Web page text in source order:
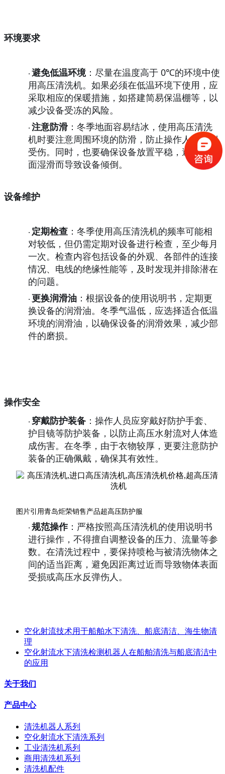
环境要求
· 避免低温环境 ：尽量在温度高于 0℃的环境中使
用高压清洗机。如果必须在低温环境下使用，应
采取相应的保暖措施，如搭建简易保温棚等，以
减少设备受冻的风险。
· 注意防滑 ：冬季地面容易结冰，使用高压清洗
机时要注意周围环境的防滑，防止操作人员滑倒
受伤。同时，也要确保设备放置平稳，避免因地
面湿滑而导致设备倾倒。
设备维护
· 定期检查 ：冬季使用高压清洗机的频率可能相
对较低，但仍需定期对设备进行检查，至少每月
一次。检查内容包括设备的外观、各部件的连接
情况、电线的绝缘性能等，及时发现并排除潜在
的问题。
· 更换润滑油 ：根据设备的使用说明书，定期更
换设备的润滑油。冬季气温低，应选择适合低温
环境的润滑油，以确保设备的润滑效果，减少部
件的磨损。
操作安全
· 穿戴防护装备 ：操作人员应穿戴好防护手套、
护目镜等防护装备，以防止高压水射流对人体造
成伤害。在冬季，由于衣物较厚，更要注意防护
装备的正确佩戴，确保其有效性。
图片引用青岛炬荣销售产品超高压防护服
· 规范操作 ：严格按照高压清洗机的使用说明书
进行操作，不得擅自调整设备的压力、流量等参
数。在清洗过程中，要保持喷枪与被清洗物体之
间的适当距离，避免因距离过近而导致物体表面
受损或高压水反弹伤人。
空化射流技术用于船舶水下清洗、船底清洁、海生物清
理
空化射流水下清洗检测机器人在船舶清洗与船底清洁中
的应用
关于我们
产品中心
清洗机器人系列
空化射流水下清洗系列
工业清洗机系列
商用清洗机系列
清洗机配件